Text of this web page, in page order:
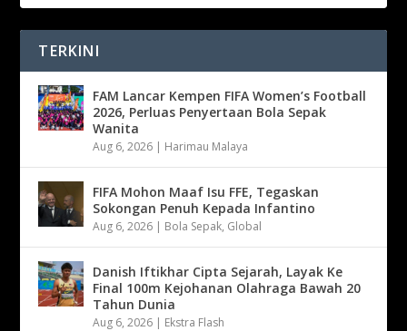
TERKINI
FAM Lancar Kempen FIFA Women’s Football
2026, Perluas Penyertaan Bola Sepak
Wanita
Aug 6, 2026 | Harimau Malaya
FIFA Mohon Maaf Isu FFE, Tegaskan
Sokongan Penuh Kepada Infantino
Aug 6, 2026 | Bola Sepak, Global
Danish Iftikhar Cipta Sejarah, Layak Ke
Final 100m Kejohanan Olahraga Bawah 20
Tahun Dunia
Aug 6, 2026 | Ekstra Flash